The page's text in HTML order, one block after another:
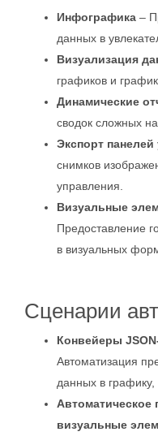
Инфографика –
данных в
Визуализация
графиков и
Динамические
сводок сложных
Экспорт
снимков
управления.
Визуальные
Предоставление
в визуальных
Сценарии
Конвейеры
Автоматизация
данных в графику,
Автоматическое
визуальные